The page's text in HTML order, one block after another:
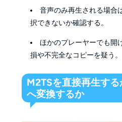
音声のみ再生される場合
択できないか確認する。
ほかのプレーヤーでも開
損や不完全なコピーを疑う。
M2TSを直接再生す
へ変換するか